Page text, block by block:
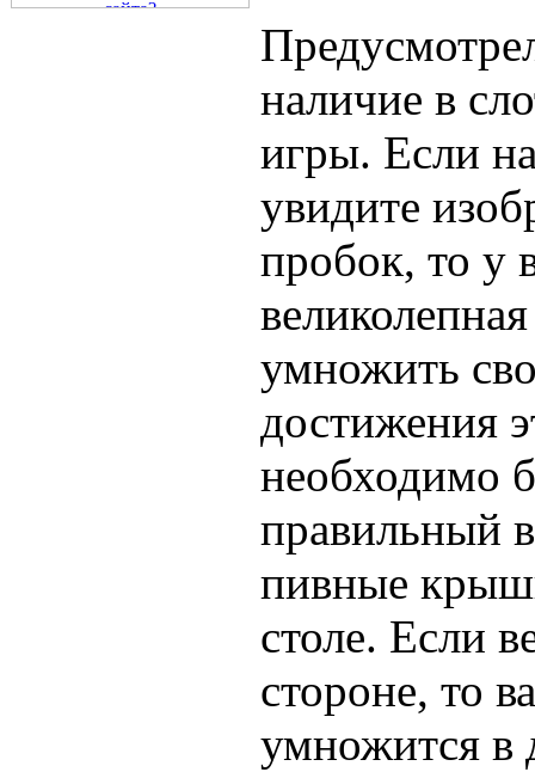
наличие в
игры. Если
увидите
пробок, то у
умножить
достижения
необходимо
правильный
пивные
столе. Если
стороне, то
умножится в